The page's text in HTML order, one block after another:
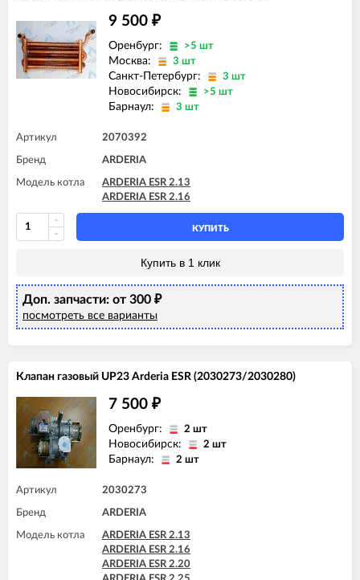
9 500 ₽
Оренбург: >5 шт
Москва: 3 шт
Санкт-Петербург: 3 шт
Новосибирск: >5 шт
Барнаул: 3 шт
Артикул 2070392
Бренд ARDERIA
Модель котла
ARDERIA ESR 2.13
ARDERIA ESR 2.16
КУПИТЬ
Купить в 1 клик
Доп. запчасти: от 300 ₽
посмотреть все варианты
Клапан газовый UP23 Arderia ESR (2030273/2030280)
7 500 ₽
Оренбург: 2 шт
Новосибирск: 2 шт
Барнаул: 2 шт
Артикул 2030273
Бренд ARDERIA
Модель котла
ARDERIA ESR 2.13
ARDERIA ESR 2.16
ARDERIA ESR 2.20